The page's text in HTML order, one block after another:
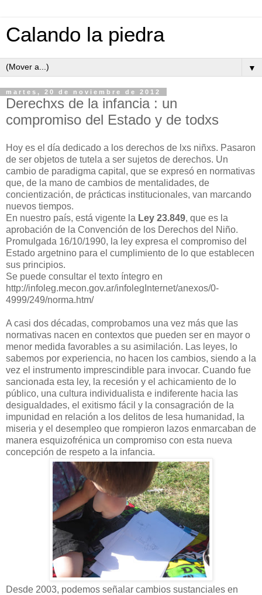
Calando la piedra
▼
martes, 20 de noviembre de 2012
Derechxs de la infancia : un
compromiso del Estado y de todxs
Hoy es el día dedicado a los derechos de lxs niñxs. Pasaron
de ser objetos de tutela a ser sujetos de derechos. Un
cambio de paradigma capital, que se expresó en normativas
que, de la mano de cambios de mentalidades, de
concientización, de prácticas institucionales, van marcando
nuevos tiempos.
En nuestro país, está vigente la Ley 23.849, que es la
aprobación de la Convención de los Derechos del Niño.
Promulgada 16/10/1990, la ley expresa el compromiso del
Estado argetnino para el cumplimiento de lo que establecen
sus principios.
Se puede consultar el texto íntegro en
http://infoleg.mecon.gov.ar/infolegInternet/anexos/0-
4999/249/norma.htm/
A casi dos décadas, comprobamos una vez más que las
normativas nacen en contextos que pueden ser en mayor o
menor medida favorables a su asimilación. Las leyes, lo
sabemos por experiencia, no hacen los cambios, siendo a la
vez el instrumento imprescindible para invocar. Cuando fue
sancionada esta ley, la recesión y el achicamiento de lo
público, una cultura individualista e indiferente hacia las
desigualdades, el exitismo fácil y la consagración de la
impunidad en relación a los delitos de lesa humanidad, la
miseria y el desempleo que rompieron lazos enmarcaban de
manera esquizofrénica un compromiso con esta nueva
concepción de respeto a la infancia.
Desde 2003, podemos señalar cambios sustanciales en